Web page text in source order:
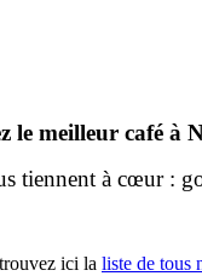
le meilleur café à
tiennent à cœur :
ici la liste de tous